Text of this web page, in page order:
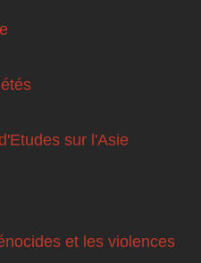
sur l'Asie
et les violences